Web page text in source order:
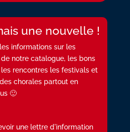
une nouvelle !
informations sur les
notre catalogue, les bons
rencontres les festivals et
chorales partout en
🙂
une lettre d'information